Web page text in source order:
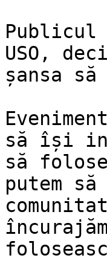
USO,
șansa
să își
să
putem să